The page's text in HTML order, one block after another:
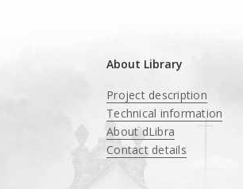
About Library
Project description
Technical information
About dLibra
Contact details